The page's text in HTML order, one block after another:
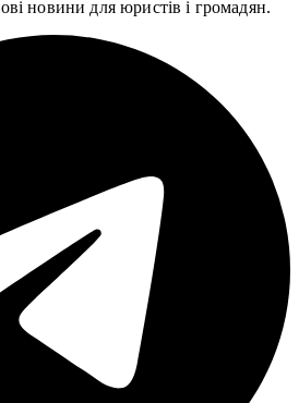
новини для юристів і громадян.